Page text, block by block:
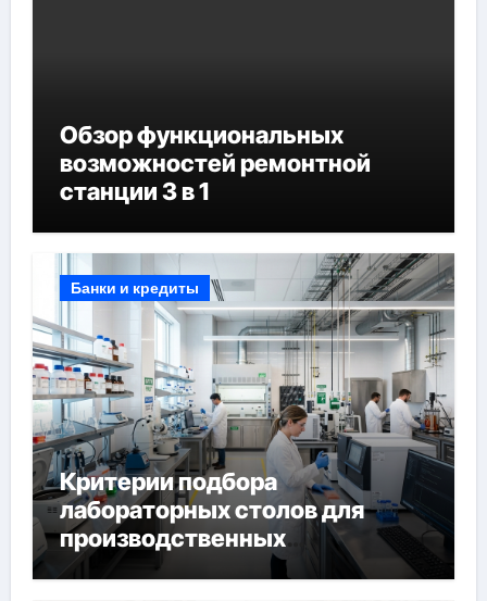
Обзор функциональных
возможностей ремонтной
станции 3 в 1
Банки и кредиты
Критерии подбора
лабораторных столов для
производственных
лабораторий